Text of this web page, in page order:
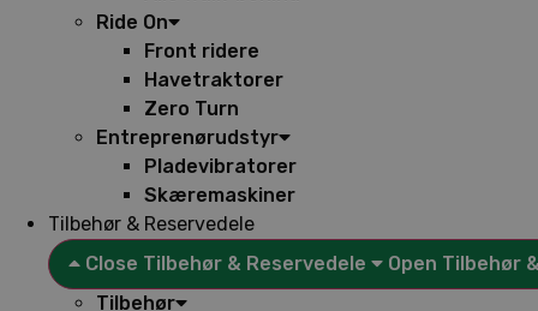
Ride On
Front ridere
Havetraktorer
Zero Turn
Entreprenørudstyr
Pladevibratorer
Skæremaskiner
Tilbehør & Reservedele
Close Tilbehør & Reservedele
Open Tilbehør
Tilbehør